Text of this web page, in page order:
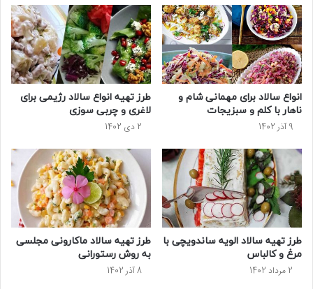
انواع سالاد برای مهمانی شام و
ناهار با کلم و سبزیجات
9 آذر 1402
طرز تهیه انواع سالاد رژیمی برای
لاغری و چربی سوزی
2 دی 1402
طرز تهیه سالاد الویه ساندویچی با
مرغ و کالباس
2 مرداد 1402
طرز تهیه سالاد ماكارونی مجلسی
به روش رستورانی
8 آذر 1402